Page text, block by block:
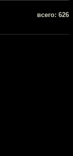
всего: 626